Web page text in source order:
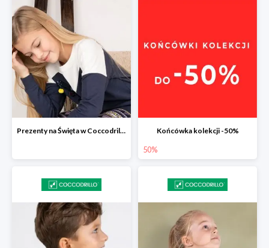
Prezenty na Święta w Coccodrillo drugi produkt -40% Końcówka kolekcji -50%
50%